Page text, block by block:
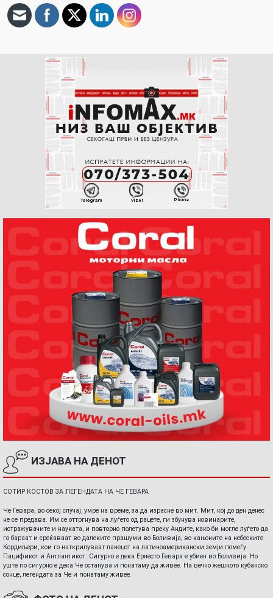
ИЗЈАВА НА ДЕНОТ
СОТИР КОСТОВ ЗА ЛЕГЕНДАТА НА ЧЕ ГЕВАРА
Че Гевара, во секој случај, умре на време, за да израсне во мит. Мит, кој до ден денес
не се предава. Им се оттргнува на луѓето од рацете, ги збунува новинарите,
истражувачите и науката, и повторно полетува преку Андите, како би могле луѓето да
го бараат и среќаваат во далеките прашуми во Боливија, во кањоните на небеските
Кордиљери, кои го наткрилуваат ланецот на латиноамерикански земји помеѓу
Пацификот и Антлантикот. Сигурно е дека Ернесто Гевара е убиен во Боливија. Но
уште по сигурно е дека Че останува и понатаму да живее. На вечно жешкото кубанско
сонце, легендата за Че и понатаму живее.